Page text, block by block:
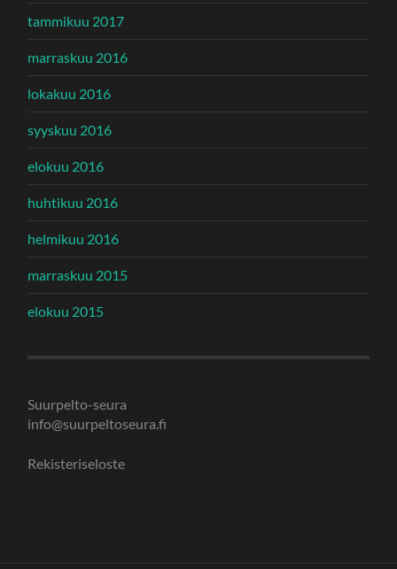
tammikuu 2017
marraskuu 2016
lokakuu 2016
syyskuu 2016
elokuu 2016
huhtikuu 2016
helmikuu 2016
marraskuu 2015
elokuu 2015
Suurpelto-seura
info@suurpeltoseura.fi
Rekisteriseloste